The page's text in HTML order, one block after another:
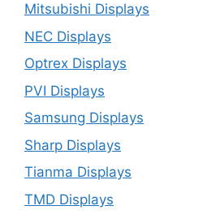
Mitsubishi Displays
NEC Displays
Optrex Displays
PVI Displays
Samsung Displays
Sharp Displays
Tianma Displays
TMD Displays